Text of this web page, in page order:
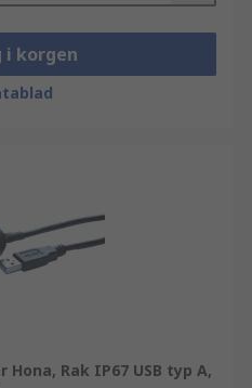
i korgen
Hona, Rak IP67 USB typ A,